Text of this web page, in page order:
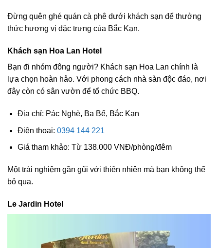
Đừng quên ghé quán cà phê dưới khách sạn để thưởng
thức hương vị đặc trưng của Bắc Kạn.
Khách sạn Hoa Lan Hotel
Bạn đi nhóm đông người? Khách sạn Hoa Lan chính là
lựa chọn hoàn hảo. Với phong cách nhà sàn độc đáo, nơi
đây còn có sân vườn để tổ chức BBQ.
Địa chỉ: Pác Nghè, Ba Bể, Bắc Kạn
Điện thoại: 0394 144 221
Giá tham khảo: Từ 138.000 VNĐ/phòng/đêm
Một trải nghiệm gần gũi với thiên nhiên mà bạn không thể
bỏ qua.
Le Jardin Hotel